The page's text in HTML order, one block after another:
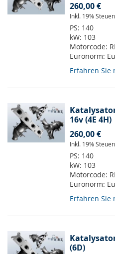
260,00 €
Inkl. 19%
PS: 140
kW: 103
Motorcode:
Euronorm:
Erfahren Sie
Katalysator
16v (4E 4H)
260,00 €
Inkl. 19%
PS: 140
kW: 103
Motorcode:
Euronorm:
Erfahren Sie
Katalysator
(6D)